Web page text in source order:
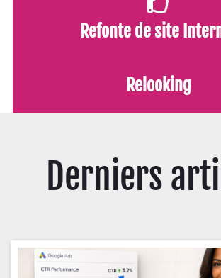
Refonte de site
Relooking
Derniers